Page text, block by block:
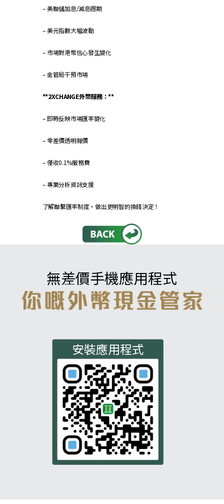
– 美聯儲加息/減息週期
– 美元指數大幅波動
– 市場對港幣信心發生變化
– 金管局干預市場
**2XCHANGE外幣服務：**
– 即時反映市場匯率變化
– 零差價透明報價
– 僅收0.1%服務費
– 專業分析資訊支援
了解聯繫匯率制度，做出更明智的換錢決定！
無差價手機應用程式
安裝應用程式